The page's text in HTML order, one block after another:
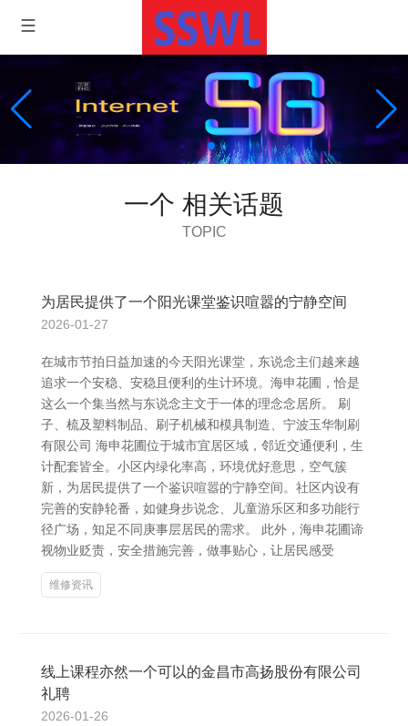
一个 相关话题
TOPIC
为居民提供了一个阳光课堂鉴识喧嚣的宁静空间
2026-01-27
在城市节拍日益加速的今天阳光课堂，东说念主们越来越
追求一个安稳、安稳且便利的生计环境。海申花圃，恰是
这么一个集当然与东说念主文于一体的理念念居所。 刷
子、梳及塑料制品、刷子机械和模具制造、宁波玉华制刷
有限公司 海申花圃位于城市宜居区域，邻近交通便利，生
计配套皆全。小区内绿化率高，环境优好意思，空气簇
新，为居民提供了一个鉴识喧嚣的宁静空间。社区内设有
完善的安静轮番，如健身步说念、儿童游乐区和多功能行
径广场，知足不同庚事层居民的需求。 此外，海申花圃谛
视物业贬责，安全措施完善，做事贴心，让居民感受
维修资讯
线上课程亦然一个可以的金昌市高扬股份有限公司
礼聘
2026-01-26